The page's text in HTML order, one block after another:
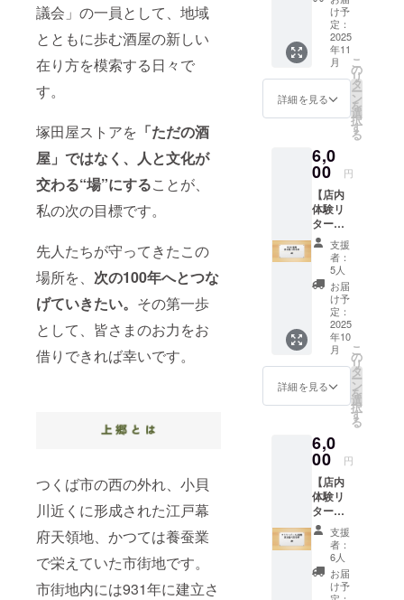
議会」の一員として、地域
とともに歩む酒屋の新しい
在り方を模索する日々で
す。
塚田屋ストアを 「ただの酒
屋」ではなく、人と文化が
交わる“場”にすることが、
私の次の目標です。
先人たちが守ってきたこの
場所を、 次の100年へとつな
げていきたい。 その第一歩
として、皆さまのお力をお
借りできれば幸いです。
つくば市の西の外れ、小貝
川近くに形成された江戸幕
府天領地、かつては養蚕業
で栄えていた市街地です。
市街地内には931年に建立さ
リンかアサ
ヒ1級2級」
程度で成り
立っていた
時代。
それでも父
柄を丁寧に
扱っていま
したが そ
れだけじゃ
ダメだと全
国の有名銘
柄を集めよ
うと奮闘し
た、やがて
「地元・茨
城の酒の魅
換。地元の
銘酒を全国
に発信する
ことが、塚
田屋の使命
だと思うよ
うになりま
した。
ありが
たく頂
戴いた
しま
す。
ト】 こ
のリ
ターン
は、
5000円
の︎︎（笠
間の生
みそ）
が好評
ので追
加しま
した。
お届け
は一か
月遅れ
て11月
の発送
になり
ます。
創業100
余年、
笠間稲
荷神社
の門前
町で親
しまれ
屋」。
厳選さ
れた国
産の
米・大
豆・塩
のみを
使用
し、昔
ながら
の製法
け予
定：
2025
年11
月
詳細を見る
こ
の
リ
タ
ー
ン
を
選
択
す
る
6,0
00 円
【店内
体験リ
ターン
1】
【地酒3
種類呑
み比べ
セット
引換券
×1枚】
当日の
おすす
め地酒3
種類呑
み比べ
セット
ストア
店内で
楽しめ
る角打
ち体験
セット
です。
その時
期選り
すぐり
の地酒3
支援
者：
5人
お届
け予
定：
2025
年10
月
詳細を見る
こ
の
リ
タ
ー
ン
を
選
択
す
る
6,0
00 円
【店内
体験リ
ターン
2】
【クラ
フト
ビール2
種呑み
支援
者：
6人
お届
け予